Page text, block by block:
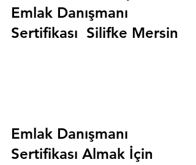
Emlak Danışmanı
Sertifikası  Silifke Mersin
Emlak Danışmanı
Sertifikası Almak İçin